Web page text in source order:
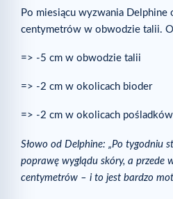
Po miesiącu wyzwania
centymetrów w obwodzie talii.
=> -5 cm w obwodzie talii
=> -2 cm w okolicach bioder
=> -2 cm w okolicach pośladków
Słowo od Delphine: „Po tygodniu
poprawę wyglądu skóry, a przede
centymetrów – i to jest bardzo